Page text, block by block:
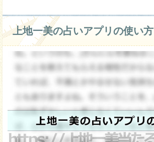
上地一美の占いアプリの使い方